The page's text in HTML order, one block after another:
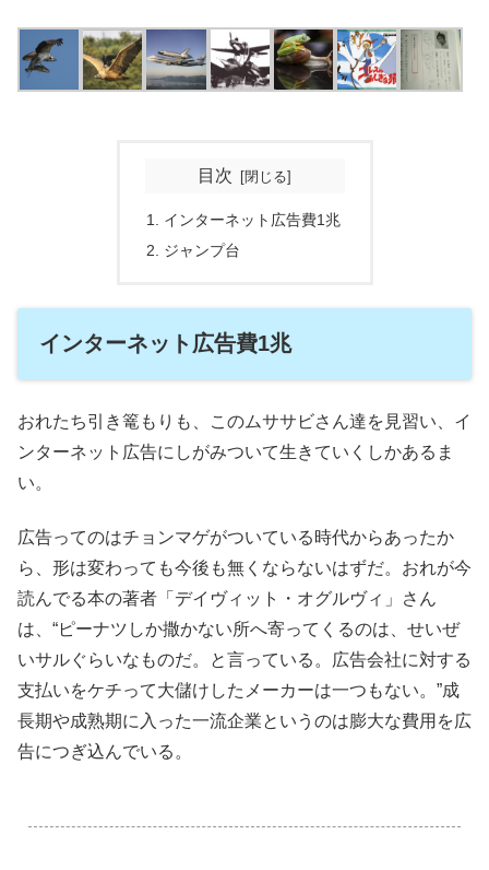
目次
インターネット広告費1兆
ジャンプ台
インターネット広告費1兆
おれたち引き篭もりも、このムササビさん達を見習い、イ
ンターネット広告にしがみついて生きていくしかあるま
い。
広告ってのはチョンマゲがついている時代からあったか
ら、形は変わっても今後も無くならないはずだ。おれが今
読んでる本の著者「デイヴィット・オグルヴィ」さん
は、“ピーナツしか撒かない所へ寄ってくるのは、せいぜ
いサルぐらいなものだ。と言っている。広告会社に対する
支払いをケチって大儲けしたメーカーは一つもない。”成
長期や成熟期に入った一流企業というのは膨大な費用を広
告につぎ込んでいる。